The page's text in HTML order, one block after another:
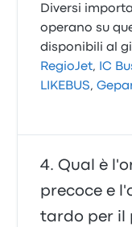
Diversi
operano su
disponibili al
RegioJet, IC
LIKEBUS,
Qual è
precoce e
tardo per il